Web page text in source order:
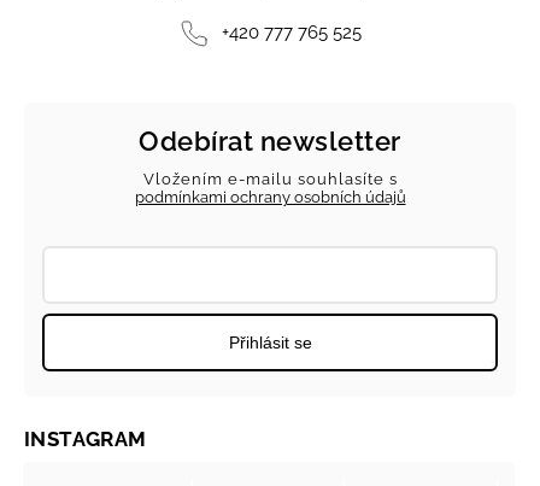
+420 777 765 525
Odebírat newsletter
Vložením e-mailu souhlasíte s
podmínkami ochrany osobních údajů
Přihlásit se
INSTAGRAM